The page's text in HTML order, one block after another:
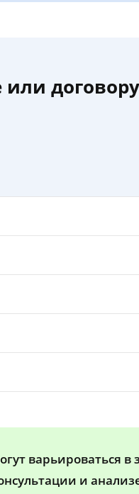
или
варьироваться в
и